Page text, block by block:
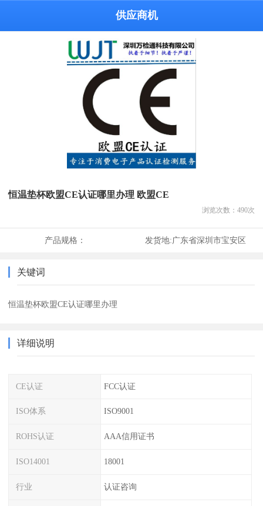
供应商机
恒温垫杯欧盟CE认证哪里办理 欧盟CE
浏览次数： 490次
产品规格： 发货地:广东省深圳市宝安区
关键词
恒温垫杯欧盟CE认证哪里办理
详细说明
CE认证 FCC认证
ISO体系 ISO9001
ROHS认证 AAA信用证书
ISO14001 18001
行业 认证咨询